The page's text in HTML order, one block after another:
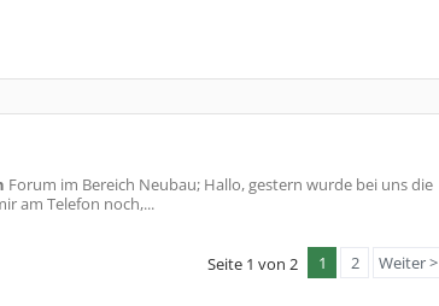
Forum im Bereich Neubau; Hallo, gestern wurde bei uns die
am Telefon noch,...
Seite 1 von 2 1 2 Weiter >